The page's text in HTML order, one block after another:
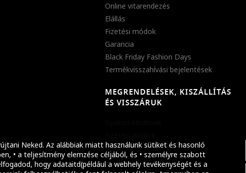
Neked. Az alábbiak miatt használunk sütiket és hasonló
• a teljesítmény elemzése céljából, és • személyre szabott
hogy adataitd(például a webhely tevékenységét és a
Online vitarendezés
Elállás
Fizetési módok
Garancia
Black Friday Fashion Days
Termékvisszahívási bejelentések
MEGRENDELÉSEK, KISZÁLLÍTÁS
ÉS VISSZÁRUK
Szállítási módok
Garanciális információ